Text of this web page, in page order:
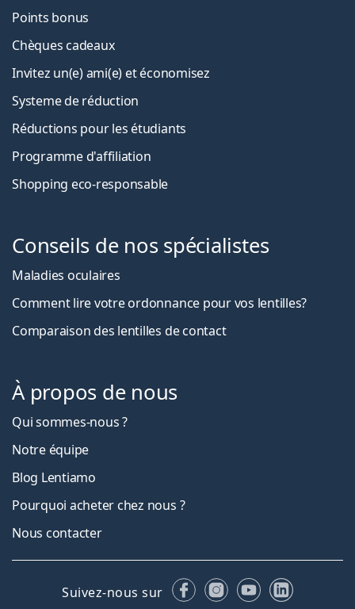
Points bonus
Chèques cadeaux
Invitez un(e) ami(e) et économisez
Systeme de réduction
Réductions pour les étudiants
Programme d'affiliation
Shopping eco-responsable
Conseils de nos spécialistes
Maladies oculaires
Comment lire votre ordonnance pour vos lentilles?
Comparaison des lentilles de contact
À propos de nous
Qui sommes-nous ?
Notre équipe
Blog Lentiamo
Pourquoi acheter chez nous ?
Nous contacter
Suivez-nous sur FacebookInstagram
YouTubeLinkedIn